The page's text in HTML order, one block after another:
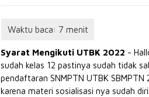
Syarat Mengikuti UTBK 2022 -
sudah kelas 12 pastinya sudah tidak
pendaftaran SNMPTN UTBK
karena materi sosialisasi nya sudah